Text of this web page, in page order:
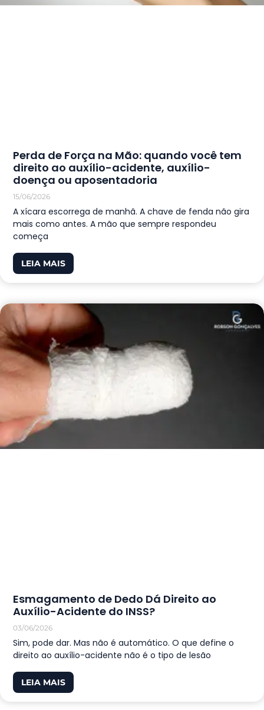
Perda de Força na Mão: quando você tem
direito ao auxílio-acidente, auxílio-
doença ou aposentadoria
15/06/2026
A xícara escorrega de manhã. A chave de fenda não gira
mais como antes. A mão que sempre respondeu
começa
LEIA MAIS
Esmagamento de Dedo Dá Direito ao
Auxílio-Acidente do INSS?
03/06/2026
Sim, pode dar. Mas não é automático. O que define o
direito ao auxílio-acidente não é o tipo de lesão
LEIA MAIS